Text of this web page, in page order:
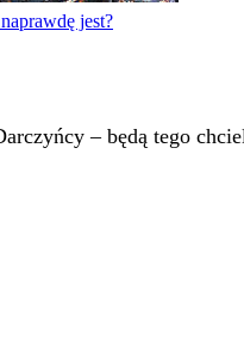
jest?
– będą tego